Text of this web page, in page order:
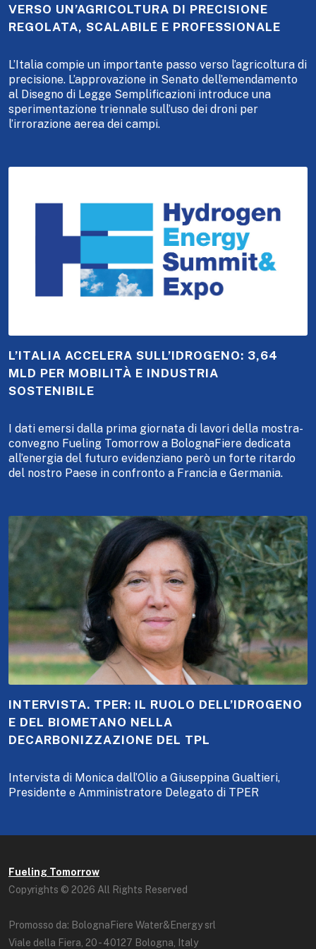
VERSO UN’AGRICOLTURA DI PRECISIONE
REGOLATA, SCALABILE E PROFESSIONALE
L’Italia compie un importante passo verso l’agricoltura di
precisione. L’approvazione in Senato dell’emendamento
al Disegno di Legge Semplificazioni introduce una
sperimentazione triennale sull’uso dei droni per
l’irrorazione aerea dei campi.
L’ITALIA ACCELERA SULL’IDROGENO: 3,64
MLD PER MOBILITÀ E INDUSTRIA
SOSTENIBILE
I dati emersi dalla prima giornata di lavori della mostra-
convegno Fueling Tomorrow a BolognaFiere dedicata
all’energia del futuro evidenziano però un forte ritardo
del nostro Paese in confronto a Francia e Germania.
INTERVISTA. TPER: IL RUOLO DELL’IDROGENO
E DEL BIOMETANO NELLA
DECARBONIZZAZIONE DEL TPL
Intervista di Monica dall’Olio a Giuseppina Gualtieri,
Presidente e Amministratore Delegato di TPER
Fueling Tomorrow
Copyrights © 2026 All Rights Reserved
Promosso da: BolognaFiere Water&Energy srl
Viale della Fiera, 20 - 40127 Bologna, Italy